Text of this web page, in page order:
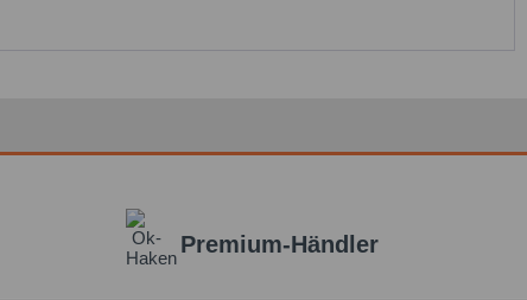
Premium-Händler